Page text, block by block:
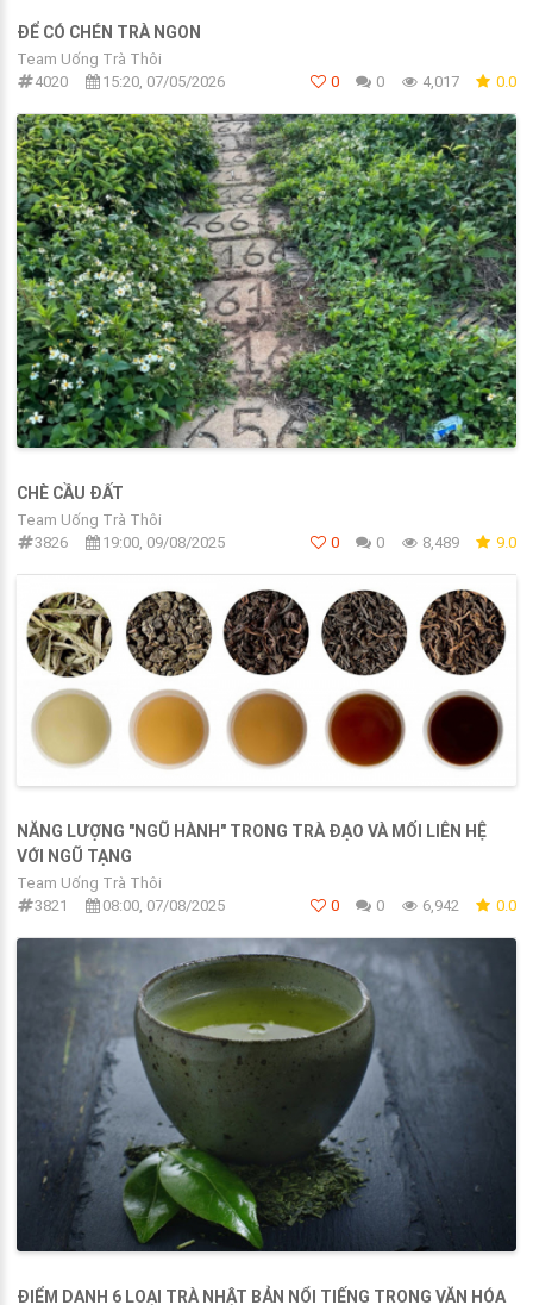
ĐỂ CÓ CHÉN TRÀ NGON
Team Uống Trà Thôi
4020
15:20, 07/05/2026 0 0 4,017 0.0
CHÈ CẦU ĐẤT
Team Uống Trà Thôi
3826
19:00, 09/08/2025 0 0 8,489 9.0
NĂNG LƯỢNG "NGŨ HÀNH" TRONG TRÀ ĐẠO VÀ MỐI LIÊN HỆ
VỚI NGŨ TẠNG
Team Uống Trà Thôi
3821
08:00, 07/08/2025 0 0 6,942 0.0
ĐIỂM DANH 6 LOẠI TRÀ NHẬT BẢN NỔI TIẾNG TRONG VĂN HÓA